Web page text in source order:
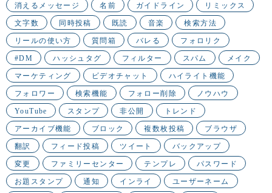
消えるメッセージ 名前 ガイドライン リミックス
文字数 同時投稿 既読 音楽 検索方法
リールの使い方 質問箱 バレる フォロリク
#DM ハッシュタグ フィルター スパム メイク
マーケティング ビデオチャット ハイライト機能
フォロワー 検索機能 フォロー削除 ノウハウ
YouTube スタンプ 非公開 トレンド
アーカイブ機能 ブロック 複数枚投稿 ブラウザ
翻訳 フィード投稿 ツイート バックアップ
変更 ファミリーセンター テンプレ パスワード
お題スタンプ 通知 インライ ユーザーネーム